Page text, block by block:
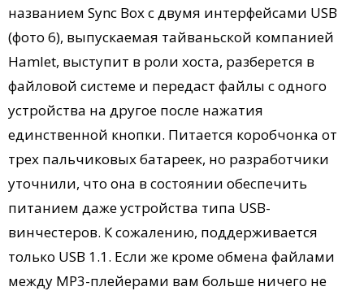
названием Sync Box с двумя интерфейсами USB
(фото 6), выпускаемая тайваньской компанией
Hamlet, выступит в роли хоста, разберется в
файловой системе и передаст файлы с одного
устройства на другое после нажатия
единственной кнопки. Питается коробчонка от
трех пальчиковых батареек, но разработчики
уточнили, что она в состоянии обеспечить
питанием даже устройства типа USB-
винчестеров. К сожалению, поддерживается
только USB 1.1. Если же кроме обмена файлами
между MP3-плейерами вам больше ничего не